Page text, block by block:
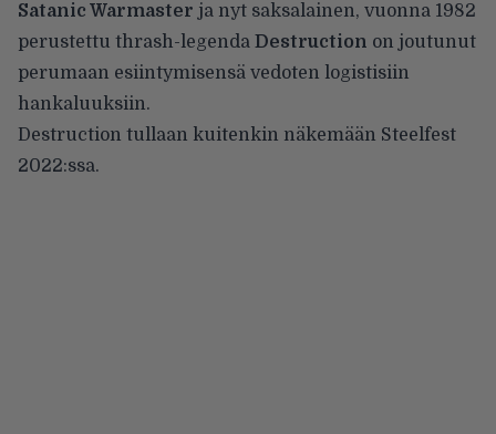
Satanic Warmaster ja nyt saksalainen, vuonna 1982
perustettu thrash-legenda Destruction on joutunut
perumaan esiintymisensä vedoten logistisiin
hankaluuksiin.
Destruction tullaan kuitenkin näkemään Steelfest
2022:ssa.